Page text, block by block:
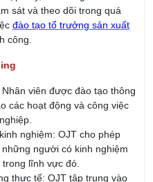
sát và theo dõi trong quá
đào tạo tổ trưởng sản xuất
công.
viên được đào tạo thông
các hoạt động và công việc
nghiệm: OJT cho phép
người có kinh nghiệm
trong lĩnh vực đó.
thực tế: OJT tập trung vào